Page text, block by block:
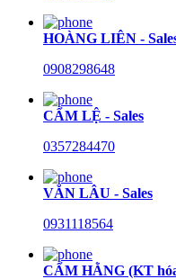
HOÀNG LIÊN -
0908298648
CẨM LỆ - Sales
0357284470
VĂN LÂU - Sales
0931118564
CẨM HẰNG (KT